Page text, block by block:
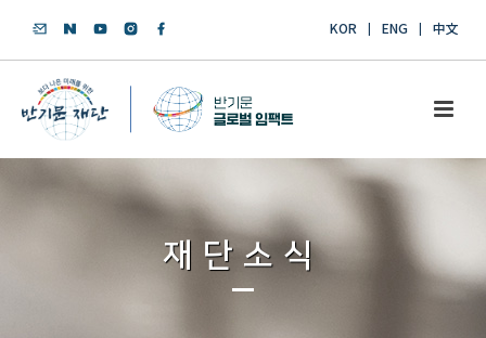
KOR ENG 中文
재단소식